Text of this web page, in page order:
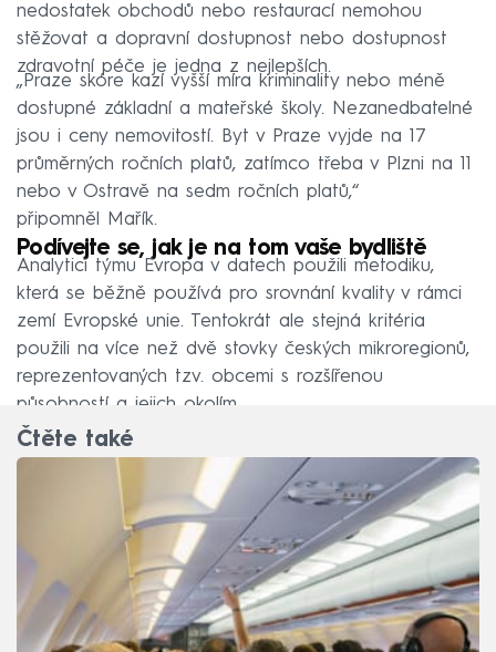
nedostatek obchodů nebo restaurací nemohou
stěžovat a dopravní dostupnost nebo dostupnost
zdravotní péče je jedna z nejlepších.
„Praze skóre kazí vyšší míra kriminality nebo méně
dostupné základní a mateřské školy. Nezanedbatelné
jsou i ceny nemovitostí. Byt v Praze vyjde na 17
průměrných ročních platů, zatímco třeba v Plzni na 11
nebo v Ostravě na sedm ročních platů,“
připomněl Mařík.
Podívejte se, jak je na tom vaše bydliště
Analytici týmu Evropa v datech použili metodiku,
která se běžně používá pro srovnání kvality v rámci
zemí Evropské unie. Tentokrát ale stejná kritéria
použili na více než dvě stovky českých mikroregionů,
reprezentovaných tzv. obcemi s rozšířenou
působností a jejich okolím.
Čtěte také